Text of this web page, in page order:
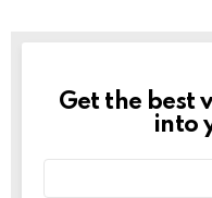
Newslett
Get the best
into